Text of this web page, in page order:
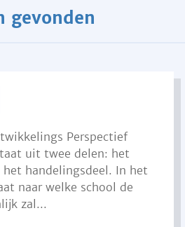
gevonden
Perspectief
uit twee delen: het
het handelingsdeel. In het
naar welke school de
zal...